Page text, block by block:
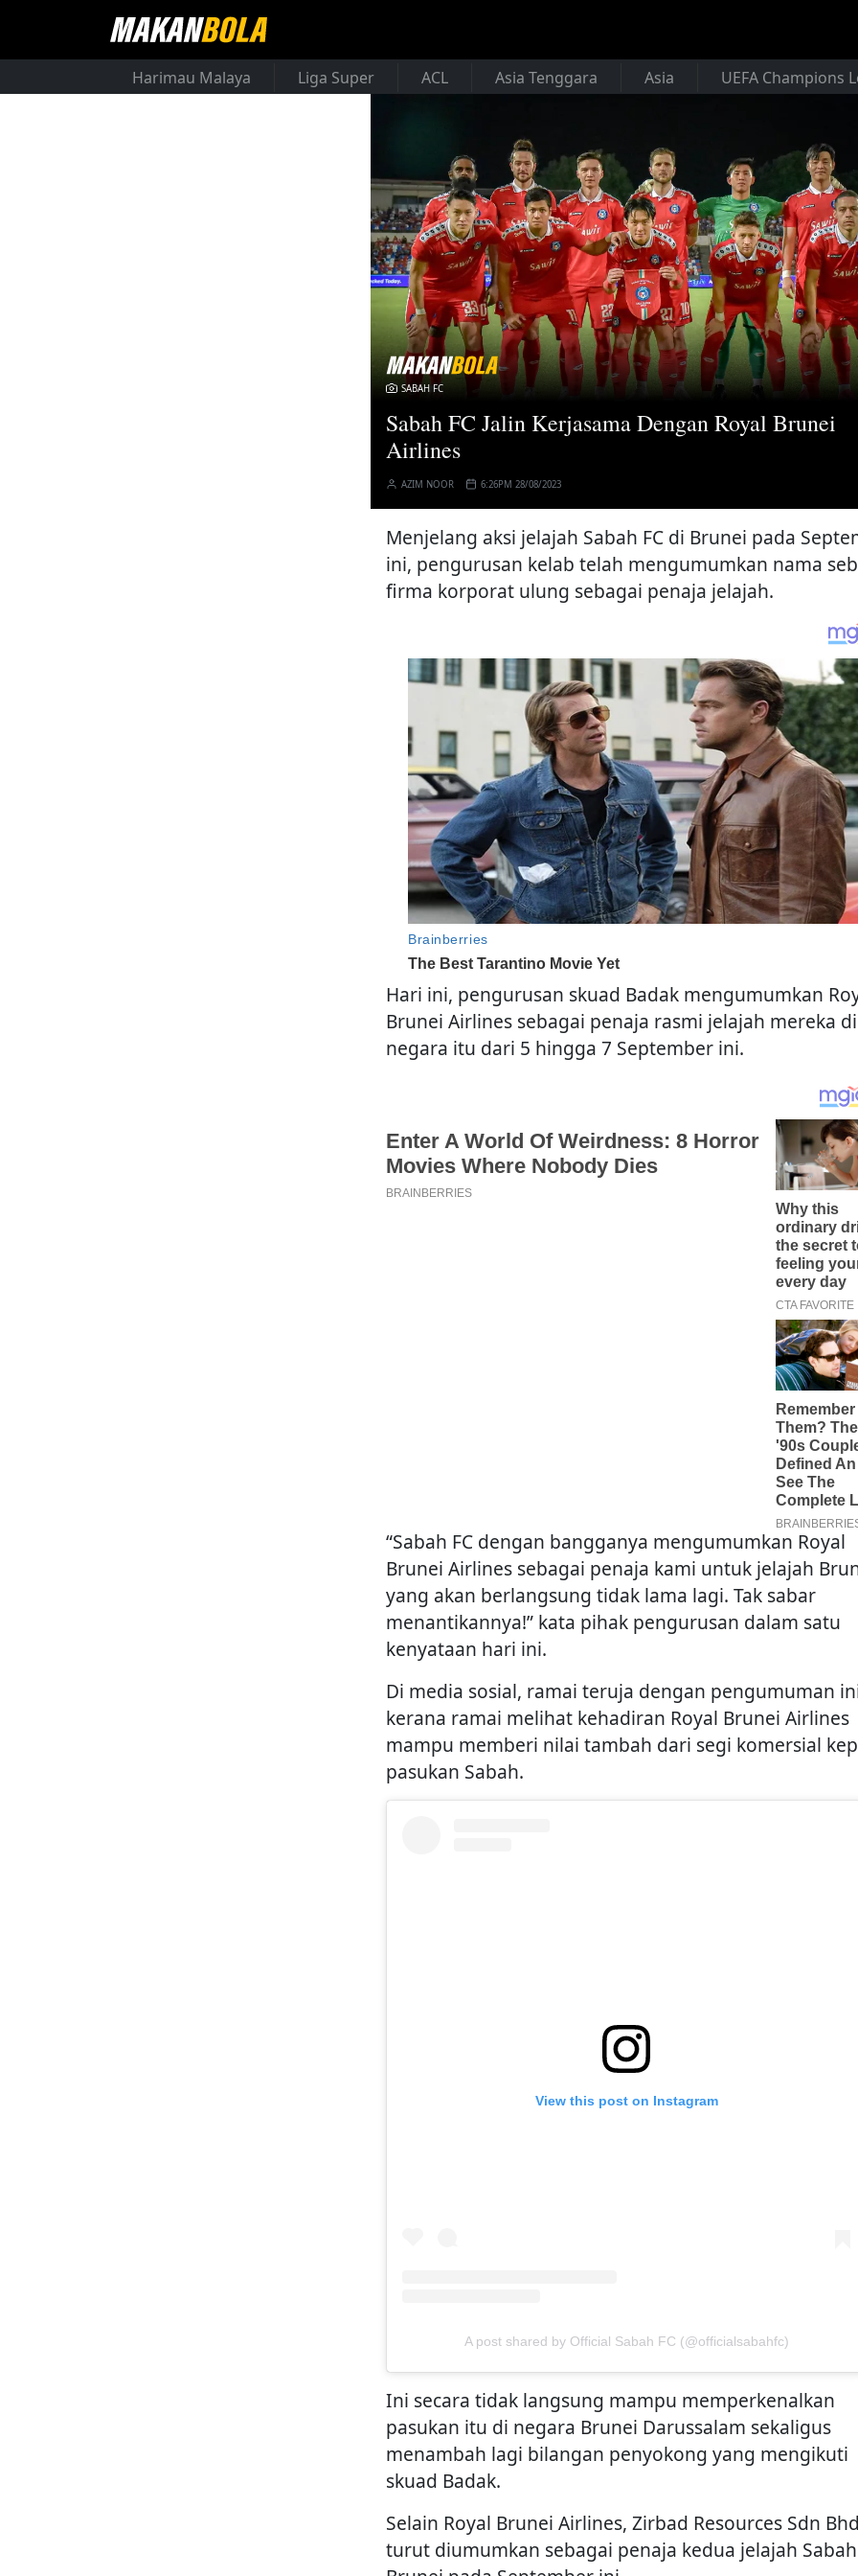
Harimau Malaya Liga Super ACL Asia Tenggara Asia UEFA Champions
SABAH FC
Sabah FC Jalin Kerjasama Dengan Royal Brunei
Airlines
AZIM NOOR 6:26PM 28/08/2023
Menjelang aksi jelajah Sabah FC di Brunei pada
ini, pengurusan kelab telah mengumumkan nama
firma korporat ulung sebagai penaja jelajah.
Hari ini, pengurusan skuad Badak mengumumkan
Brunei Airlines sebagai penaja rasmi jelajah mereka di
negara itu dari 5 hingga 7 September ini.
“Sabah FC dengan bangganya mengumumkan Royal
Brunei Airlines sebagai penaja kami untuk jelajah
yang akan berlangsung tidak lama lagi. Tak sabar
menantikannya!” kata pihak pengurusan dalam satu
kenyataan hari ini.
Di media sosial, ramai teruja dengan pengumuman
kerana ramai melihat kehadiran Royal Brunei Airlines
mampu memberi nilai tambah dari segi komersial
pasukan Sabah.
View this post on Instagram
A post shared by Official Sabah FC (@officialsabahfc)
Ini secara tidak langsung mampu memperkenalkan
pasukan itu di negara Brunei Darussalam sekaligus
menambah lagi bilangan penyokong yang mengikuti
skuad Badak.
Selain Royal Brunei Airlines, Zirbad Resources Sdn
turut diumumkan sebagai penaja kedua jelajah